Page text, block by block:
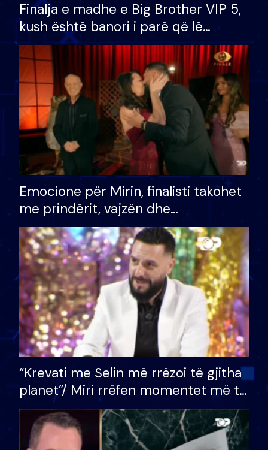
Finalja e madhe e Big Brother VIP 5,
kush është banori i parë që lë
shtëpinë dhe humb mundësinë për
të fituar çmimin e madh
Emocione për Mirin, finalisti takohet
me prindërit, vajzën dhe
bashkëshorten: S’kemi ndonjë letër
divorci apo jo?
“Krevati me Selin më rrëzoi të gjitha
planet”/ Miri rrëfen momentet më të
bukura në shtëpinë e BB VIP: Do më
mungojë zilja e mëngjesit kur…